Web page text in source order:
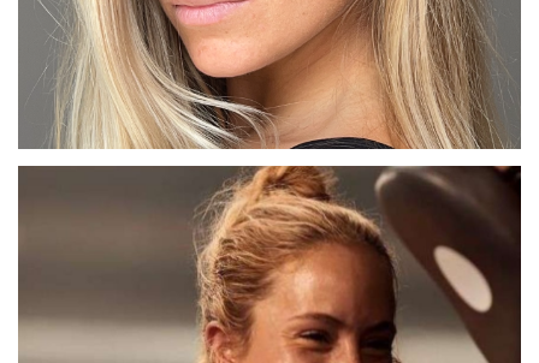
MARTA G
MADRID